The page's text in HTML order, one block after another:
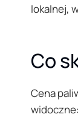
lokalnej,
Co
Cena